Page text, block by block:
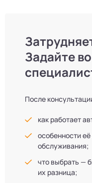
Задайте
После
как работает
особенности
обслуживания;
что выбрать —
их разница;